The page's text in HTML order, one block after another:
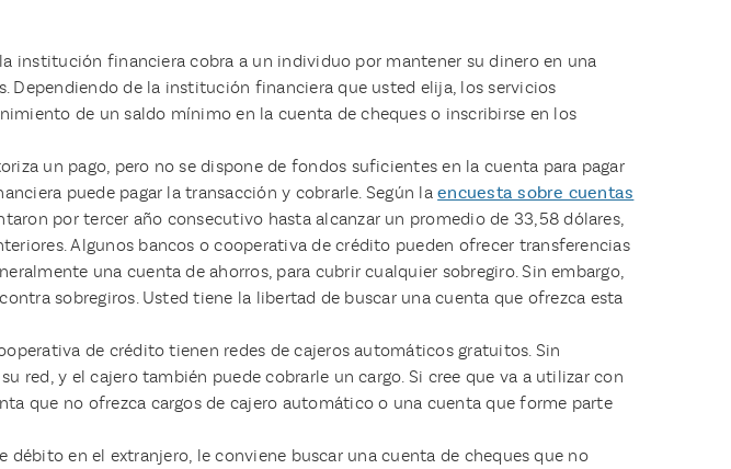
institución financiera cobra a un individuo por mantener su dinero en una
Dependiendo de la institución financiera que usted elija, los servicios
de un saldo mínimo en la cuenta de cheques o inscribirse en los
un pago, pero no se dispone de fondos suficientes en la cuenta para pagar
puede pagar la transacción y cobrarle. Según laencuesta sobre cuentas
por tercer año consecutivo hasta alcanzar un promedio de 33,58 dólares,
Algunos bancos o cooperativa de crédito pueden ofrecer transferencias
una cuenta de ahorros, para cubrir cualquier sobregiro. Sin embargo,
sobregiros. Usted tiene la libertad de buscar una cuenta que ofrezca esta
de crédito tienen redes de cajeros automáticos gratuitos. Sin
red, y el cajero también puede cobrarle un cargo. Si cree que va a utilizar con
que no ofrezca cargos de cajero automático o una cuenta que forme parte
débito en el extranjero, le conviene buscar una cuenta de cheques que no